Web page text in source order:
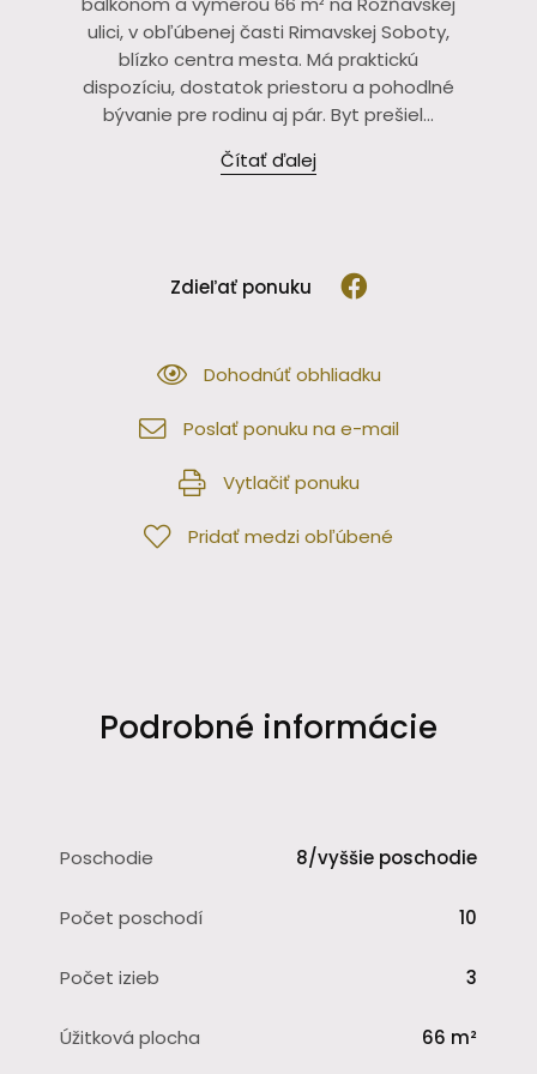
ulici, v obľúbenej časti Rimavskej Soboty,
blízko centra mesta. Má praktickú
dispozíciu, dostatok priestoru a pohodlné
bývanie pre rodinu aj pár. Byt prešiel...
Čítať ďalej
Zdieľať ponuku
Dohodnúť obhliadku
Poslať ponuku na e-mail
Vytlačiť ponuku
Pridať medzi obľúbené
Podrobné informácie
Poschodie 8/vyššie poschodie
Počet poschodí 10
Počet izieb 3
Úžitková plocha 66 m²